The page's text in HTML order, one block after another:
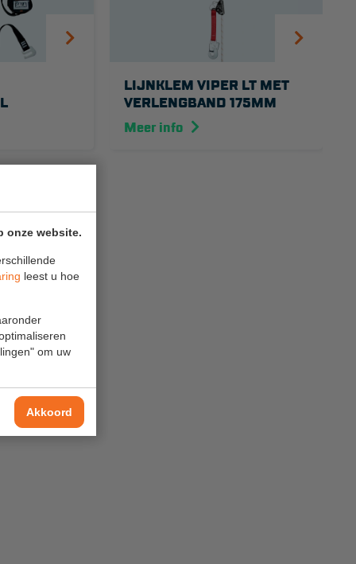
onze website.
leest u hoe
om uw
Akkoord
LIJNKLEM VIPER LT MET
VERLENGBAND 175MM
Meer info